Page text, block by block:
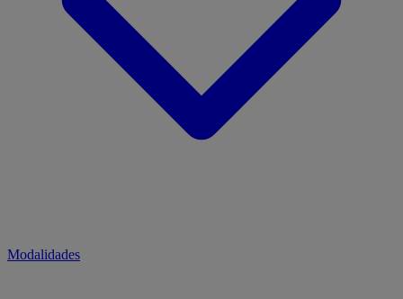
Modalidades